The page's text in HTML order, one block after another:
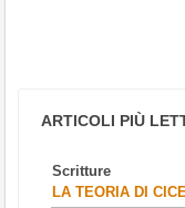
ARTICOLI PIÙ
Scritture
LA TEORIA DI